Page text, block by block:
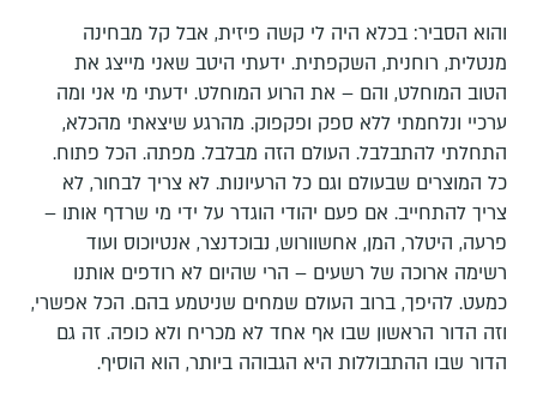
והוא הסביר: בכלא היה לי קשה פיזית, אבל קל מבחינה
מנטלית, רוחנית, השקפתית. ידעתי היטב שאני מייצג את
הטוב המוחלט, והם – את הרוע המוחלט. ידעתי מי אני ומה
ערכיי ונלחמתי ללא ספק ופקפוק. מהרגע שיצאתי מהכלא,
התחלתי להתבלבל. העולם הזה מבלבל. מפתה. הכל פתוח.
כל המוצרים שבעולם וגם כל הרעיונות. לא צריך לבחור, לא
צריך להתחייב. אם פעם יהודי הוגדר על ידי מי שרדף אותו –
פרעה, היטלר, המן, אחשוורוש, נבוכדנצר, אנטיוכוס ועוד
רשימה ארוכה של רשעים – הרי שהיום לא רודפים אותנו
כמעט. להיפך, ברוב העולם שמחים שניטמע בהם. הכל אפשרי,
וזה הדור הראשון שבו אף אחד לא מכריח ולא כופה. זה גם
הדור שבו ההתבוללות היא הגבוהה ביותר, הוא הוסיף.